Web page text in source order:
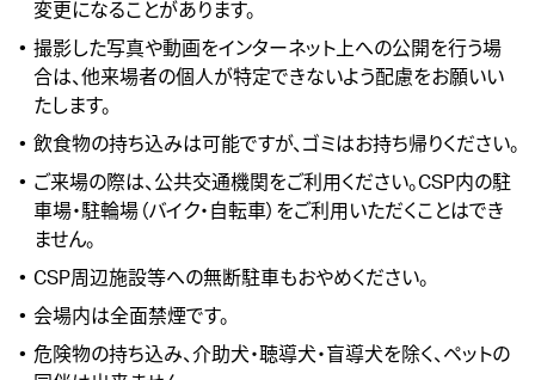
変更になることがあります。
撮影した写真や動画をインターネット上への公開を行う場
合は、他来場者の個人が特定できないよう配慮をお願いい
たします。
飲食物の持ち込みは可能ですが、ゴミはお持ち帰りください。
ご来場の際は、公共交通機関をご利用ください。CSP内の駐
車場・駐輪場（バイク・自転車）をご利用いただくことはでき
ません。
CSP周辺施設等への無断駐車もおやめください。
会場内は全面禁煙です。
危険物の持ち込み、介助犬・聴導犬・盲導犬を除く、ペットの